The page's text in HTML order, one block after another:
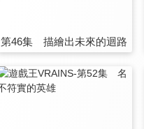
第46集 描繪出未來的迴路